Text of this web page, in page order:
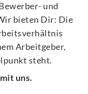
und
bieten Dir: Die
Arbeitgeber,
steht.
uns.